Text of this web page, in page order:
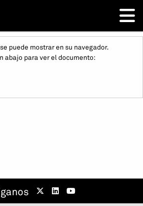
puede mostrar en su navegador.
abajo para ver el documento: